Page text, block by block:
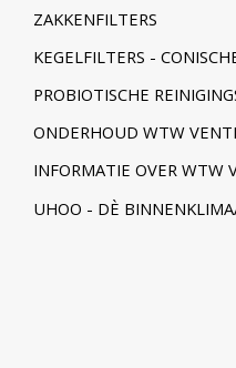
ZAKKENFILTERS
KEGELFILTERS -
PROBIOTISCHE
ONDERHOUD WTW
INFORMATIE OVER WTW
UHOO - DÈ